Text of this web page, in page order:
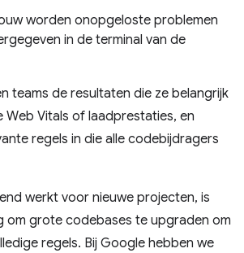
worden onopgeloste problemen
in de terminal van de
teams de resultaten die ze belangrijk
Web Vitals of laadprestaties, en
regels in die alle codebijdragers
werkt voor nieuwe projecten, is
om grote codebases te upgraden om
regels. Bij Google hebben we